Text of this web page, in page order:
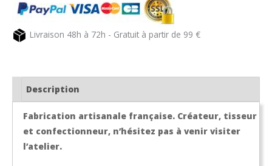
vert
PUIVERTLivraison 48h à 72h - Gratuit à partir de 99 €
Description
Fabrication artisanale française. Créateur, tisseur
et confectionneur, n’hésitez pas à venir visiter
l’atelier.